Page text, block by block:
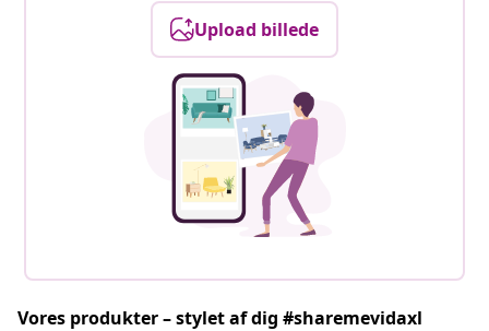
Upload billede
Vores produkter – stylet af dig #sharemevidaxl